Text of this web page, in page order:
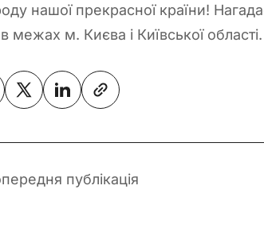
нашої прекрасної країни!
в межах м. Києва і Київської області.
публікація